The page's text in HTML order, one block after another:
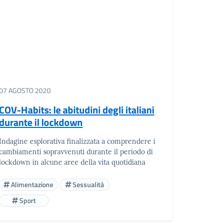
AGOSTO 2020
COV-Habits: le abitudini degli italiani
il lockdown
esplorativa finalizzata a comprendere i
sopravvenuti durante il periodo di
in alcune aree della vita quotidiana
Alimentazione
Sessualità
Sport